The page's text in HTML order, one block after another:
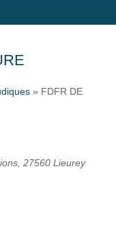
» FDFR DE
27560 Lieurey